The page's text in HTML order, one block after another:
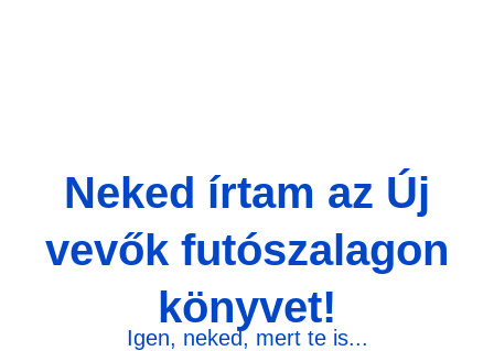
Neked írtam az Új
vevők futószalagon
könyvet!
Igen, neked, mert te is...